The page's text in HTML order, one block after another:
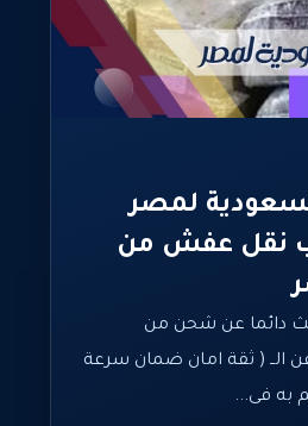
لمصر
مكتب نقل عفش من
دائما عن شحن من
الــ ( ثقة امان ضمان سرعة
به فى...